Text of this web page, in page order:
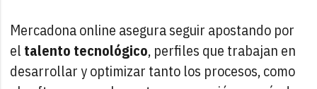
Mercadona online asegura seguir apostando por
el talento tecnológico, perfiles que trabajan en
desarrollar y optimizar tanto los procesos, como